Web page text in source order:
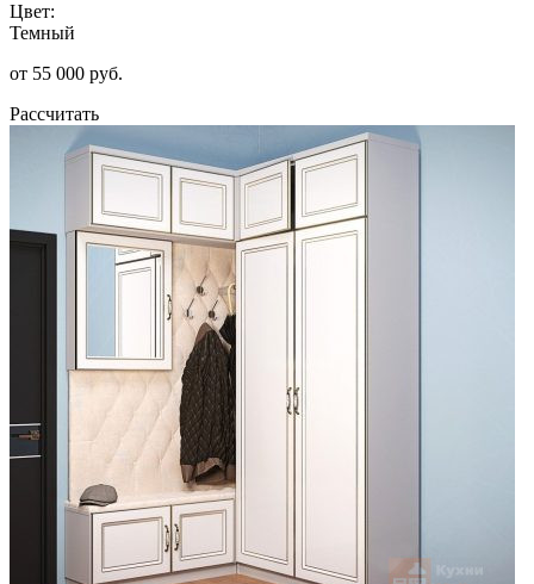
Цвет:
Темный
от 55 000 руб.
Рассчитать